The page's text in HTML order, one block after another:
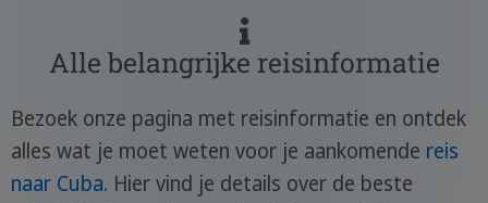
Alle belangrijke reisinformatie
Bezoek onze pagina met reisinformatie en ontdek
alles wat je moet weten voor je aankomende reis
naar Cuba. Hier vind je details over de beste